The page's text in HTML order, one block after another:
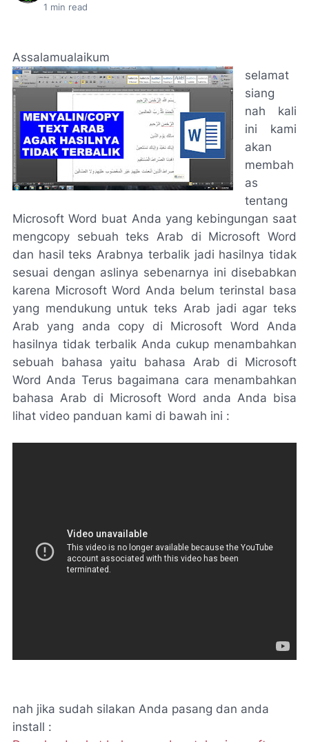
1 min read
Assalamualaikum
selamat
siang
nah kali
ini kami
akan
membah
as
tentang
Microsoft Word buat Anda yang kebingungan saat
mengcopy sebuah teks Arab di Microsoft Word
dan hasil teks Arabnya terbalik jadi hasilnya tidak
sesuai dengan aslinya sebenarnya ini disebabkan
karena Microsoft Word Anda belum terinstal basa
yang mendukung untuk teks Arab jadi agar teks
Arab yang anda copy di Microsoft Word Anda
hasilnya tidak terbalik Anda cukup menambahkan
sebuah bahasa yaitu bahasa Arab di Microsoft
Word Anda Terus bagaimana cara menambahkan
bahasa Arab di Microsoft Word anda Anda bisa
lihat video panduan kami di bawah ini :
nah jika sudah silakan Anda pasang dan anda
install :